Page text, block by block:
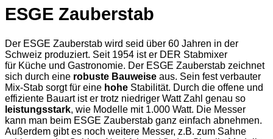
ESGE Zauberstab
Der ESGE Zauberstab wird seid über 60 Jahren in der
Schweiz produziert. Seit 1954 ist er DER Stabmixer
für Küche und Gastronomie. Der ESGE Zauberstab zeichnet
sich durch eine robuste Bauweise aus. Sein fest verbauter
Mix-Stab sorgt für eine hohe Stabilität. Durch die offene und
effiziente Bauart ist er trotz niedriger Watt Zahl genau so
leistungsstark, wie Modelle mit 1.000 Watt. Die Messer
kann man beim ESGE Zauberstab ganz einfach abnehmen.
Außerdem gibt es noch weitere Messer, z.B. zum Sahne